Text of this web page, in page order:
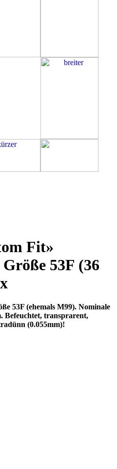
Fit»
53F (36
53F (ehemals M99). Nominale
Befeuchtet, transprarent,
(0.055mm)!